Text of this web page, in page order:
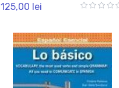
125,00 lei